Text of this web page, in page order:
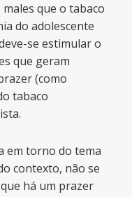
que o tabaco
do adolescente
se estimular o
que geram
(como
tabaco
em torno do tema
contexto, não se
há um prazer